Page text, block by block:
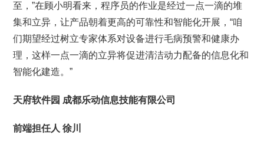
至，”在顾小明看来，程序员的作业是经过一点一滴的堆
集和立异，让产品朝着更高的可靠性和智能化开展，“咱
们期望经过树立专家体系对设备进行毛病预警和健康办
理，这样一点一滴的立异将促进清洁动力配备的信息化和
智能化建造。”
天府软件园 成都乐动信息技能有限公司
前端担任人 徐川